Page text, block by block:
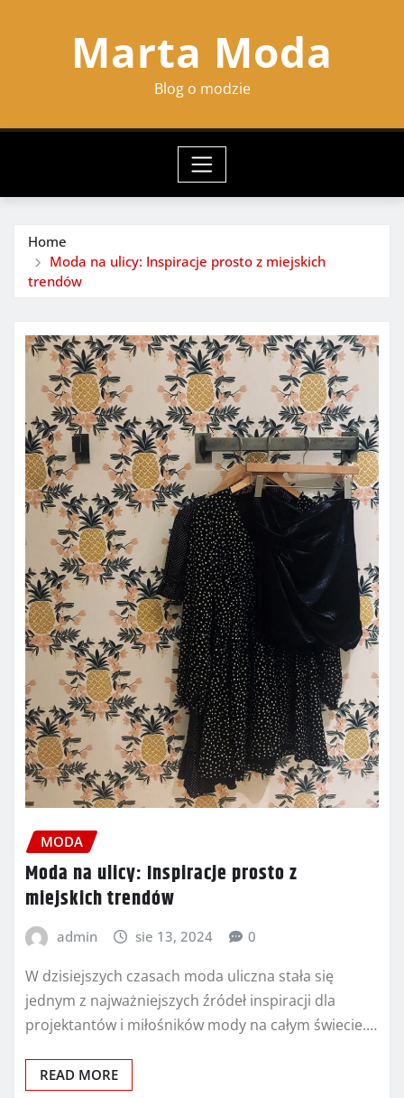
Marta Moda
Blog o modzie
Home
Moda na ulicy: Inspiracje prosto z miejskich
trendów
MODA
Moda na ulicy: Inspiracje prosto z
miejskich trendów
admin sie 13, 2024 0
W dzisiejszych czasach moda uliczna stała się
jednym z najważniejszych źródeł inspiracji dla
projektantów i miłośników mody na całym świecie.…
READ MORE